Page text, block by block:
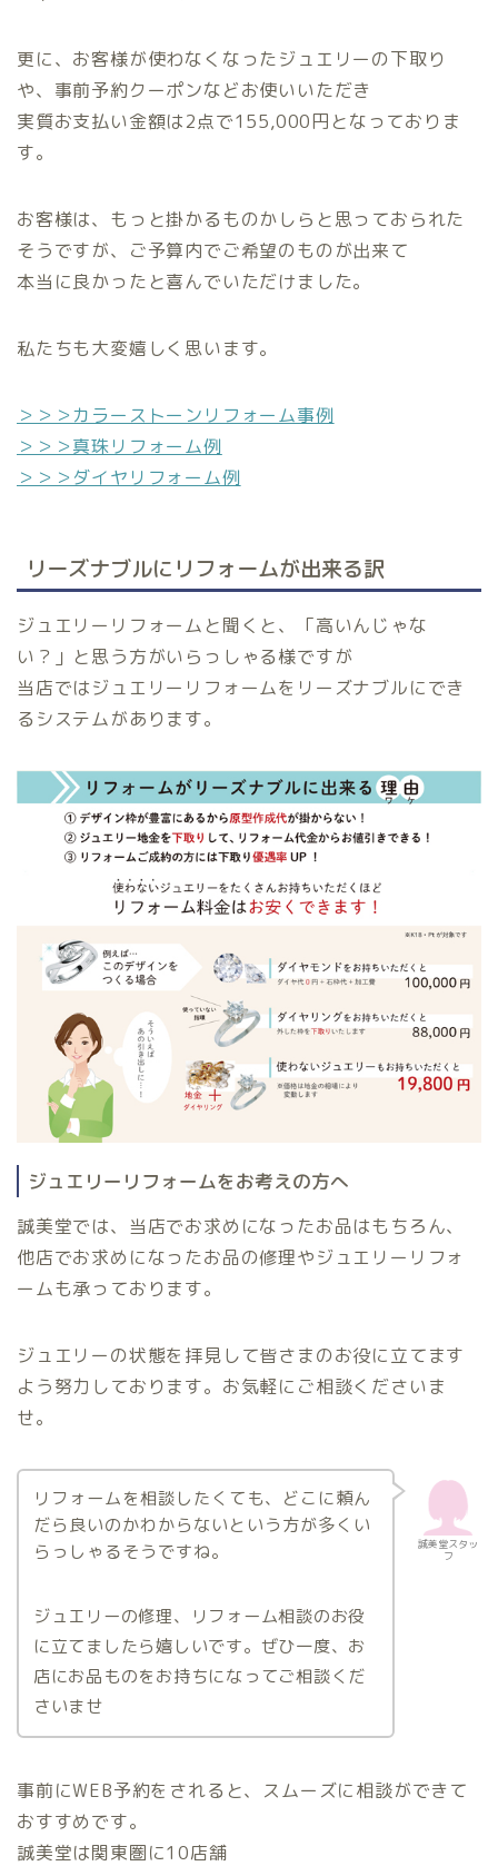
更に、お客様が使わなくなったジュエリーの下取り
や、事前予約クーポンなどお使いいただき
実質お支払い金額は2点で155,000円となっておりま
す。
お客様は、もっと掛かるものかしらと思っておられた
そうですが、ご予算内でご希望のものが出来て
本当に良かったと喜んでいただけました。
私たちも大変嬉しく思います。
＞＞＞カラーストーンリフォーム事例
＞＞＞真珠リフォーム例
＞＞＞ダイヤリフォーム例
リーズナブルにリフォームが出来る訳
ジュエリーリフォームと聞くと、「高いんじゃな
い？」と思う方がいらっしゃる様ですが
当店ではジュエリーリフォームをリーズナブルにでき
るシステムがあります。
ジュエリーリフォームをお考えの方へ
誠美堂では、当店でお求めになったお品はもちろん、
他店でお求めになったお品の修理やジュエリーリフォ
ームも承っております。
ジュエリーの状態を拝見して皆さまのお役に立てます
よう努力しております。お気軽にご相談くださいま
せ。
誠美堂スタッ
フ
リフォームを相談したくても、どこに頼ん
だら良いのかわからないという方が多くい
らっしゃるそうですね。
ジュエリーの修理、リフォーム相談のお役
に立てましたら嬉しいです。ぜひ一度、お
店にお品ものをお持ちになってご相談くだ
さいませ
事前にWEB予約をされると、スムーズに相談ができて
おすすめです。
誠美堂は関東圏に10店舗